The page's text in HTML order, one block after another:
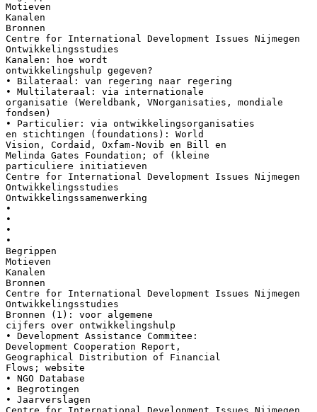
Motieven
Kanalen
Bronnen
Centre for International Development Issues Nijmegen
Ontwikkelingsstudies
Kanalen: hoe wordt
ontwikkelingshulp gegeven?
• Bilateraal: van regering naar regering
• Multilateraal: via internationale
organisatie (Wereldbank, VNorganisaties, mondiale
fondsen)
• Particulier: via ontwikkelingsorganisaties
en stichtingen (foundations): World
Vision, Cordaid, Oxfam-Novib en Bill en
Melinda Gates Foundation; of (kleine
particuliere initiatieven
Centre for International Development Issues Nijmegen
Ontwikkelingsstudies
Ontwikkelingssamenwerking
•
•
•
•
Begrippen
Motieven
Kanalen
Bronnen
Centre for International Development Issues Nijmegen
Ontwikkelingsstudies
Bronnen (1): voor algemene
cijfers over ontwikkelingshulp
• Development Assistance Commitee:
Development Cooperation Report,
Geographical Distribution of Financial
Flows; website
• NGO Database
• Begrotingen
• Jaarverslagen